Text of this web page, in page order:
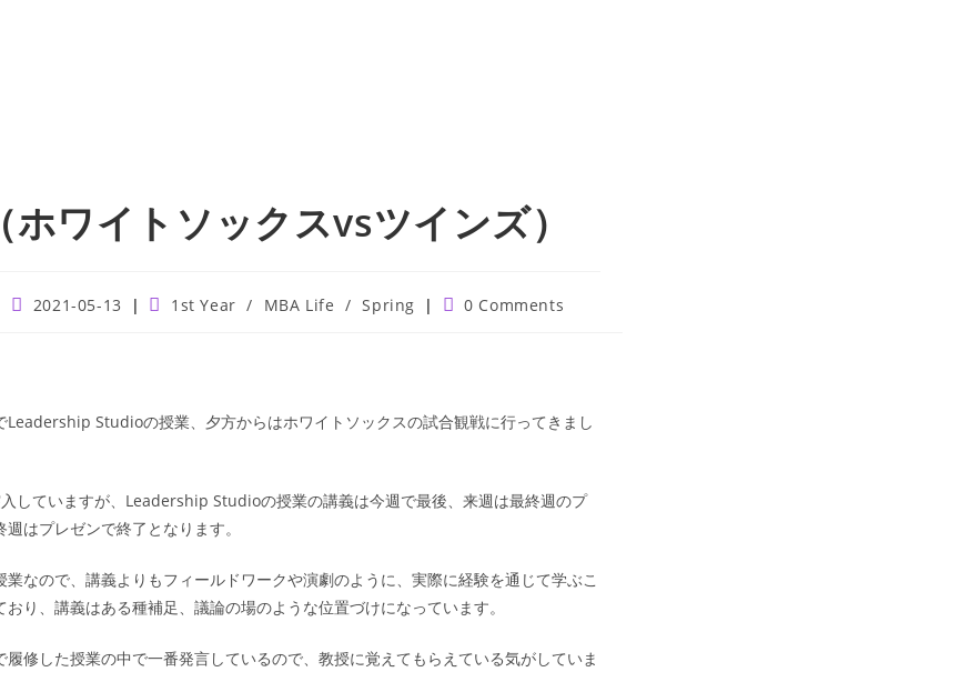
ホワイトソックスvsツインズ）
Post2021-05-13
Post1st Year / MBA Life / Spring
Post0 Comments
Leadership Studioの授業、夕方からはホワイトソックスの試合観戦に行ってきまし
していますが、Leadership Studioの授業の講義は今週で最後、来週は最終週のプ
はプレゼンで終了となります。
業なので、講義よりもフィールドワークや演劇のように、実際に経験を通じて学ぶこ
おり、講義はある種補足、議論の場のような位置づけになっています。
履修した授業の中で一番発言しているので、教授に覚えてもらえている気がしていま